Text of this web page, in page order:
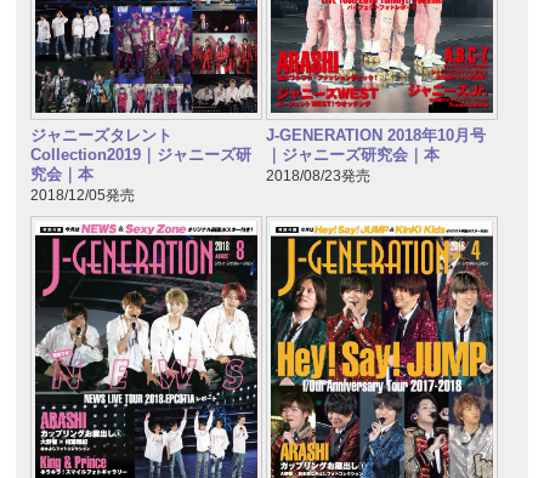
ジャニーズタレント
Collection2019｜ジャニーズ研
究会｜本
2018/12/05発売
J-GENERATION 2018年10月号
｜ジャニーズ研究会｜本
2018/08/23発売